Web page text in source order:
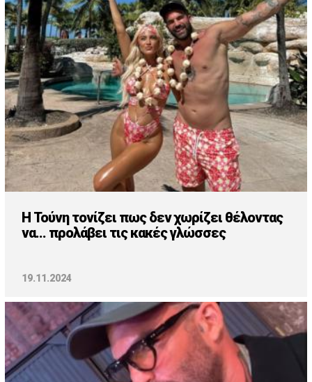
ΣΥΝΔΕΣΜΟΙ
Tv
Πρώτο
Style
H Τούνη τονίζει πως δεν χωρίζει θέλοντας
να... προλάβει τις κακές γλώσσες
19.11.2024